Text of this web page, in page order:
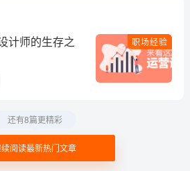
职场经验
计师的生存之
阅读最新热门文章
还有8篇更精彩